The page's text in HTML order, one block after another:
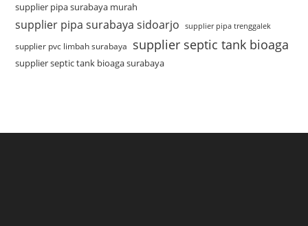
supplier pipa surabaya murah
supplier pipa surabaya sidoarjo supplier pipa trenggalek
supplier pvc limbah surabaya supplier septic tank bioaga
supplier septic tank bioaga surabaya